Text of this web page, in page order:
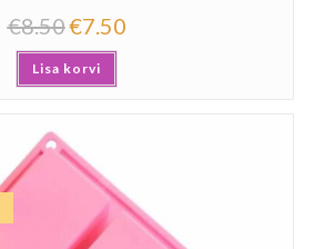
€8.50€7.50
Lisa korvi